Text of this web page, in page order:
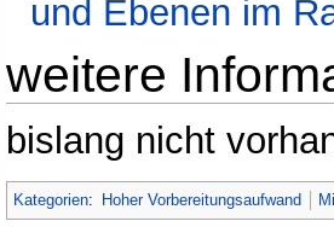
und Ebenen im
weitere
bislang nicht
Kategorien: Hoher Vorbereitungsaufwand